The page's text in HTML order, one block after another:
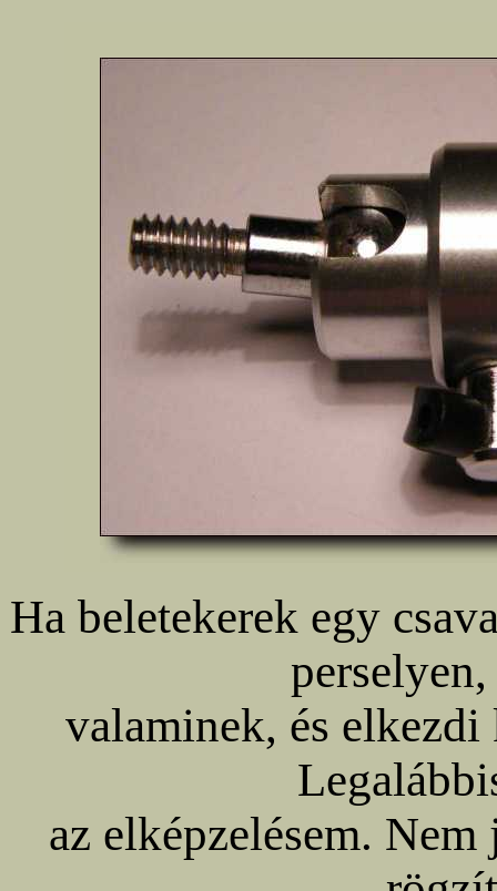
Ha beletekerek egy
valaminek, és
az elképzelésem.